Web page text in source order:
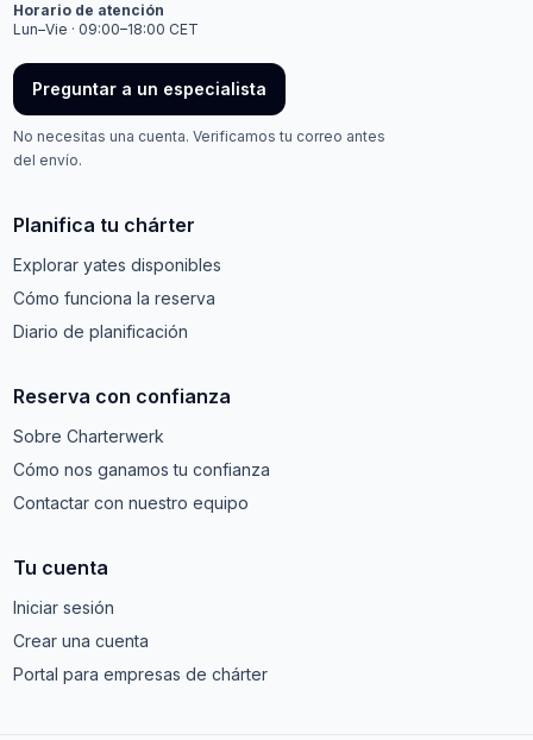
Horario de atención
Lun–Vie · 09:00–18:00 CET
Preguntar a un especialista
No necesitas una cuenta. Verificamos tu correo antes
del envío.
Planifica tu chárter
Explorar yates disponibles
Cómo funciona la reserva
Diario de planificación
Reserva con confianza
Sobre Charterwerk
Cómo nos ganamos tu confianza
Contactar con nuestro equipo
Tu cuenta
Iniciar sesión
Crear una cuenta
Portal para empresas de chárter